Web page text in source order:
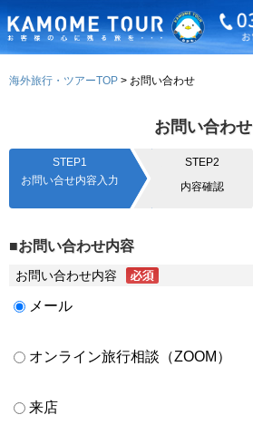
海外旅行・ツアーTOP お問い合わせ
お問い合わせ
STEP1
お問い合せ内容入力
STEP2
内容確認
■お問い合わせ内容
お問い合わせ内容
メール
オンライン旅行相談（ZOOM）
来店